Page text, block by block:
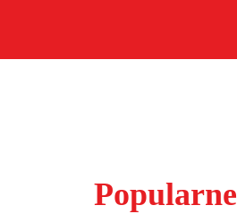
Popularne